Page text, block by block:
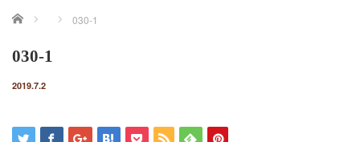
ホーム 030-1
030-1
2019.7.2